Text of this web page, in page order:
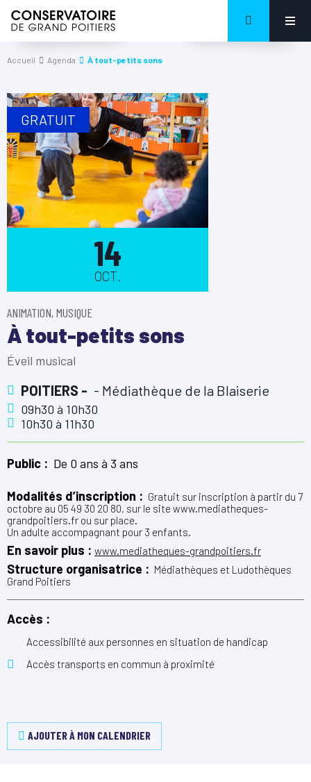
Accueil Agenda À tout-petits sons
14
OCT.
GRATUIT
ANIMATION, MUSIQUE
À tout-petits sons
Éveil musical
POITIERS - Médiathèque de la Blaiserie
09h30 à 10h30
10h30 à 11h30
Public : De 0 ans à 3 ans
Modalités d’inscription : Gratuit sur inscription à partir du 7
octobre au 05 49 30 20 80, sur le site www.mediatheques-
grandpoitiers.fr ou sur place.
Un adulte accompagnant pour 3 enfants.
En savoir plus : www.mediatheques-grandpoitiers.fr
Structure organisatrice : Médiathèques et Ludothèques
Grand Poitiers
Accès :
Accessibilité aux personnes en situation de handicap
Accès transports en commun à proximité
AJOUTER À MON CALENDRIER